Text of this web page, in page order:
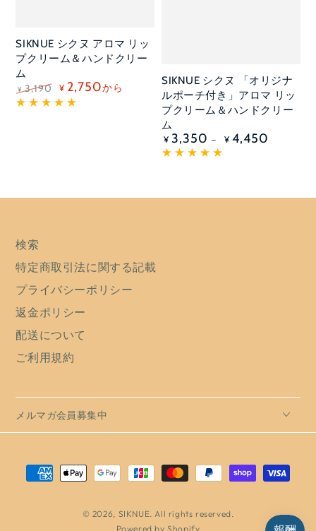
SIKNUE シクヌ アロマ リッ
プクリーム＆ハンドクリー
ム
定
価
¥ 3,190
セ
ー
¥ 2,750から
SIKNUE シクヌ 「オリジナ
ルポーチ付き」アロマ リッ
プクリーム＆ハンドクリー
ム
定
価
¥ 3,350 ¥ 4,450
検索
特定商取引法に関する記載
プライバシーポリシー
返金ポリシー
配送について
ご利用規約
メルマガ会員募集中
© 2026, SIKNUE . All rights reserved.
Powered by Shopify
支